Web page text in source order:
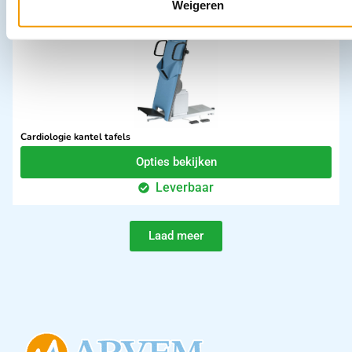
Weigeren
Cardiologie kantel tafels
Opties bekijken
Leverbaar
Laad meer